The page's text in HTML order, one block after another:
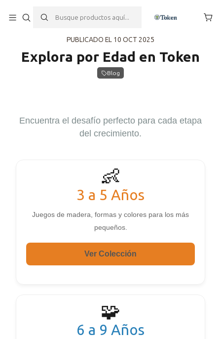
PUBLICADO EL 10 OCT 2025
Explora por Edad en Token
Blog
Encuentra el desafío perfecto para cada etapa
del crecimiento.
👶
3 a 5 Años
Juegos de madera, formas y colores para los más
pequeños.
Ver Colección
🧩
6 a 9 Años